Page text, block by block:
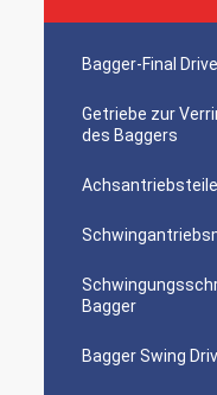
Bagger-Final
Getriebe zur
des Baggers
Bagger
Bagger Swing